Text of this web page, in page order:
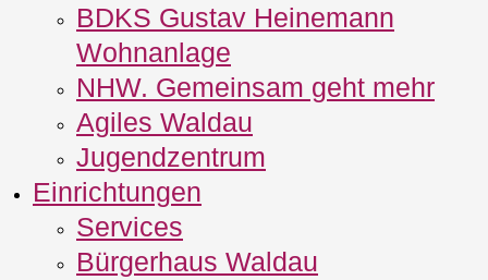
BDKS Gustav Heinemann
Wohnanlage
NHW. Gemeinsam geht mehr
Agiles Waldau
Jugendzentrum
Einrichtungen
Services
Bürgerhaus Waldau